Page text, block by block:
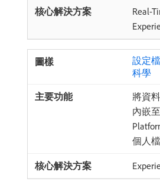
Real-
設定
科學
將資
內嵌
個人